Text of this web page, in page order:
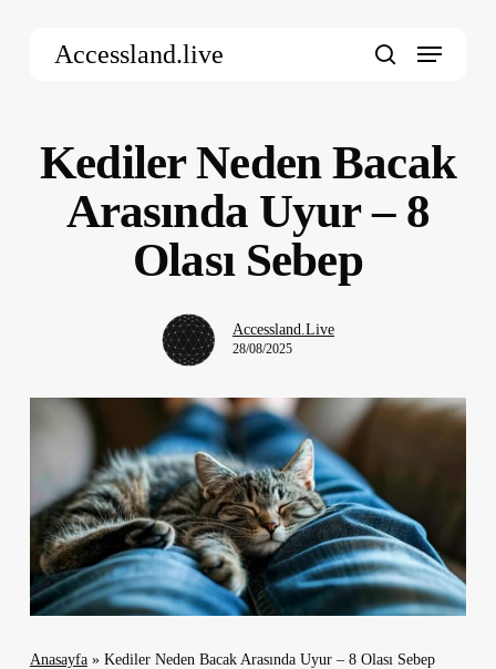
Accessland.live Menu
Kediler Neden Bacak
Arasında Uyur – 8
Olası Sebep
Accessland.Live
28/08/2025
Anasayfa» Kediler Neden Bacak Arasında Uyur – 8 Olası Sebep